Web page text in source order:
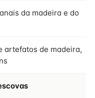
da madeira e do
artefatos de madeira,